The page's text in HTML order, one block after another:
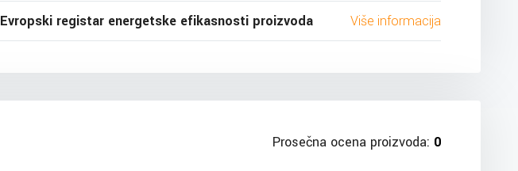
Evropski registar energetske efikasnosti proizvoda Više informacija
Prosečna ocena proizvoda: 0